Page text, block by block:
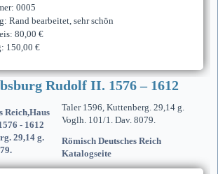
0005
Rand bearbeitet, sehr schön
80,00 €
150,00 €
Rudolf II. 1576 – 1612
Taler 1596, Kuttenberg. 29,14 g.
Voglh. 101/1. Dav. 8079.
Römisch Deutsches Reich
Katalogseite